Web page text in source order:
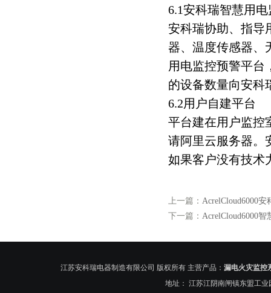
6.1安科瑞智慧用
安科瑞协助、指导
器、温度传感器、
用电监控预警平台
的设备数量向安科
6.2用户自建平台
平台建在用户监控
请阿里云服务器。
如果客户没有技术
上一篇： AcrelCloud6000
下一篇： AcrelCloud6000
江苏安科瑞电器制造有限公司 版权所有 主营产品： 漏电火灾监控
地址： 江苏江阴南闸镇东盟工业